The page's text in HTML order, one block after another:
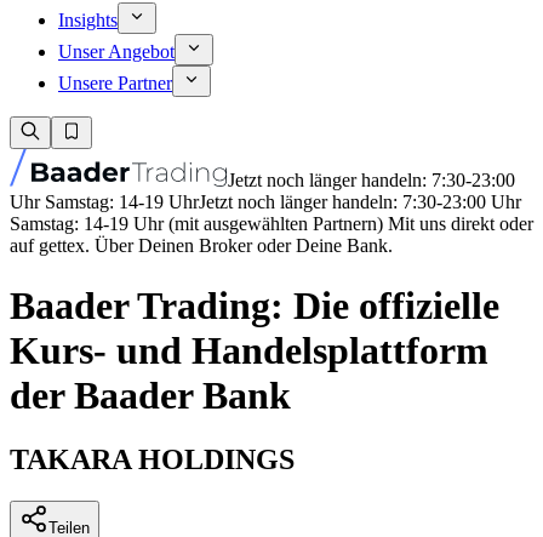
Insights
Unser Angebot
Unsere Partner
Jetzt noch länger handeln: 7:30-23:00
Uhr Samstag: 14-19 UhrJetzt noch länger handeln: 7:30-23:00 Uhr
Samstag: 14-19 Uhr (mit ausgewählten Partnern) Mit uns direkt oder
auf gettex. Über Deinen Broker oder Deine Bank.
Baader Trading: Die offizielle
Kurs- und Handelsplattform
der Baader Bank
TAKARA HOLDINGS
Teilen